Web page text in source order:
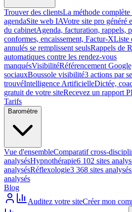
Trouver des clientsLa méthode
agendaSite web IAVotre site pro généré
du cabinetAgenda, facturation, rappels,
conformes, encaissement, Factur-XListe
annulés se remplissent seulsRappels de
automatiques contre les rendez-vous
manquésVisibilitéRéférencement
sociauxBoussole visibilité3 actions par
trouvéIntelligence ArtificielleDictée,
gratuit de votre siteRecevez un rapport
Tarifs
Baromètre
Vue d'ensembleComparatif cross-
analysésHypnothérapie6 102 sites
analysésRéflexologie3 368 sites analysés
analysés
Blog
Auditez votre siteCréer mon